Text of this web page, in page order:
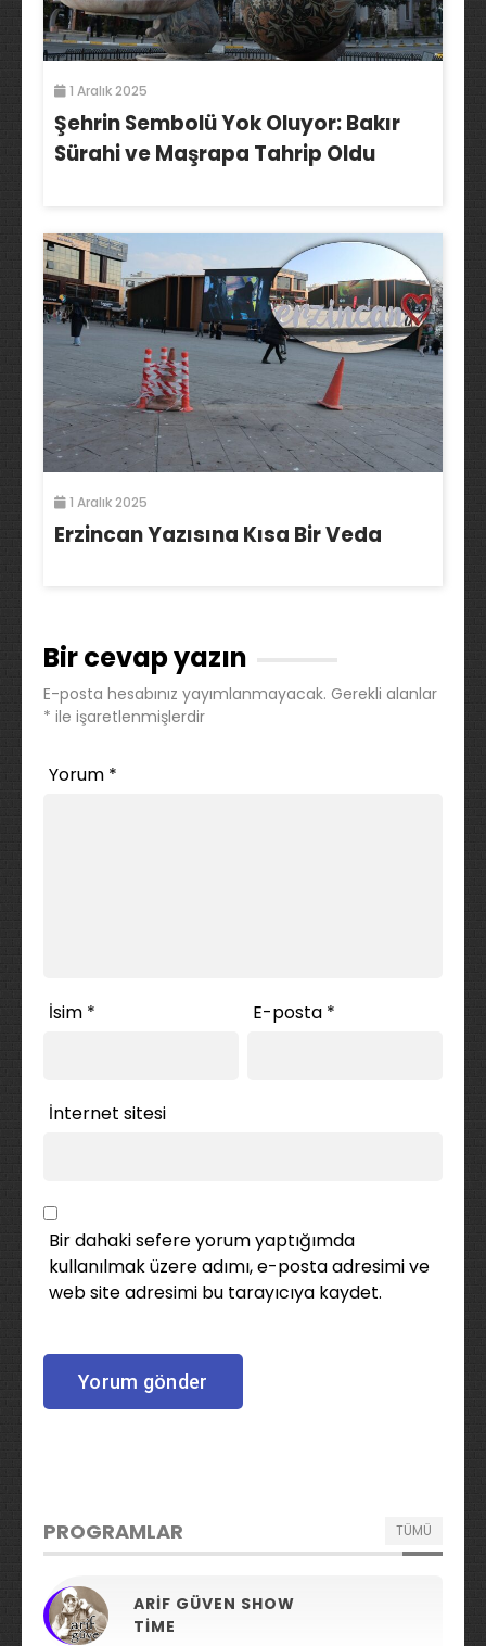
1 Aralık 2025
Şehrin Sembolü Yok Oluyor: Bakır
Sürahi ve Maşrapa Tahrip Oldu
1 Aralık 2025
Erzincan Yazısına Kısa Bir Veda
Bir cevap yazın
E-posta hesabınız yayımlanmayacak. Gerekli alanlar
* ile işaretlenmişlerdir
Yorum *
İsim * E-posta *
İnternet sitesi
Bir dahaki sefere yorum yaptığımda
kullanılmak üzere adımı, e-posta adresimi ve
web site adresimi bu tarayıcıya kaydet.
PROGRAMLAR TÜMÜ
ARIF GÜVEN SHOW
TIME